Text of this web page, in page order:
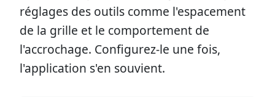
réglages des outils comme l'espacement
de la grille et le comportement de
l'accrochage. Configurez-le une fois,
l'application s'en souvient.